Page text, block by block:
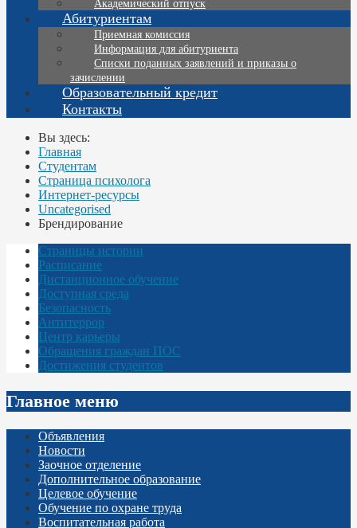
Академический отпуск
Абитуриентам
Приемная комиссия
Информация для абитуриента
Списки поданных заявлений и приказы о
зачислении
Образовательный кредит
Контакты
Вы здесь:
Главная
Студентам
Страница психолога
Интернет-ресурсы
Uncategorised
Брендирование
Страницы истории
Расписание
Дистанционное обучение
Доступная среда
Безопасность
Антитеррор
Центр карьеры
Обращения граждан ПОС
Достижения студентов
Главное меню
Объявления
Новости
Заочное отделение
Дополнительное образование
Целевое обучение
Обучение по охране труда
Воспитательная работа